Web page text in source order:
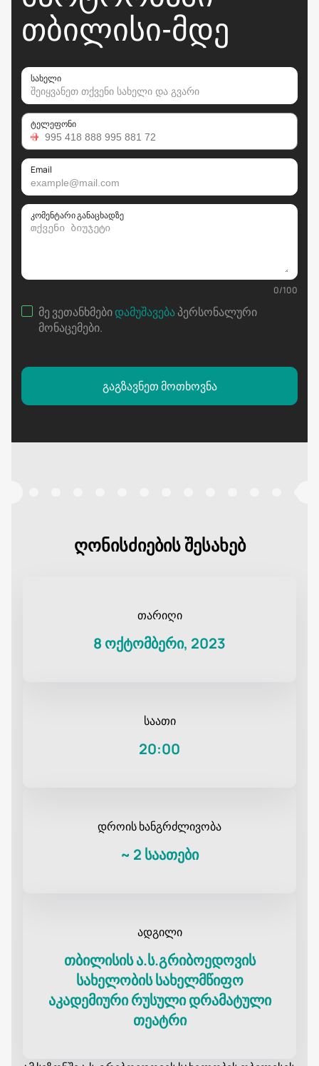
ᲗᲑᲘᲚᲘᲡᲘ-ᲛᲓᲔ
სახელი
ტელეფონი
Email
კომენტარი განაცხადზე
0/100
მე ვეთანხმებიდამუშავებაპერსონალური
მონაცემები.
გაგზავნეთ მოთხოვნა
ღონისძიების შესახებ
თარიღი
8 ოქტომბერი, 2023
საათი
20:00
დროის ხანგრძლივობა
~ 2 საათები
ადგილი
თბილისის ა.ს.გრიბოედოვის
სახელობის სახელმწიფო
აკადემიური რუსული დრამატული
თეატრი